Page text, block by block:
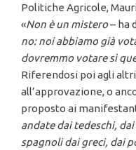
Politiche Agricole,
«Non è un mistero– ha
no: noi abbiamo già
dovremmo votare sì
Riferendosi poi agli
all’approvazione, o
proposto ai
andate dai tedeschi,
spagnoli dai greci, dai